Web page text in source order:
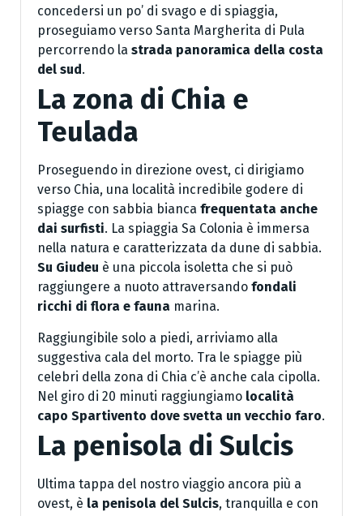
concedersi un po’ di svago e di spiaggia,
proseguiamo verso Santa Margherita di Pula
percorrendo la strada panoramica della costa
del sud .
La zona di Chia e
Teulada
Proseguendo in direzione ovest, ci dirigiamo
verso Chia, una località incredibile godere di
spiagge con sabbia bianca frequentata anche
dai surfisti. La spiaggia Sa Colonia è immersa
nella natura e caratterizzata da dune di sabbia.
Su Giudeu è una piccola isoletta che si può
raggiungere a nuoto attraversando fondali
ricchi di flora e fauna marina.
Raggiungibile solo a piedi, arriviamo alla
suggestiva cala del morto. Tra le spiagge più
celebri della zona di Chia c’è anche cala cipolla.
Nel giro di 20 minuti raggiungiamo località
capo Spartivento dove svetta un vecchio faro.
La penisola di Sulcis
Ultima tappa del nostro viaggio ancora più a
ovest, è la penisola del Sulcis, tranquilla e con